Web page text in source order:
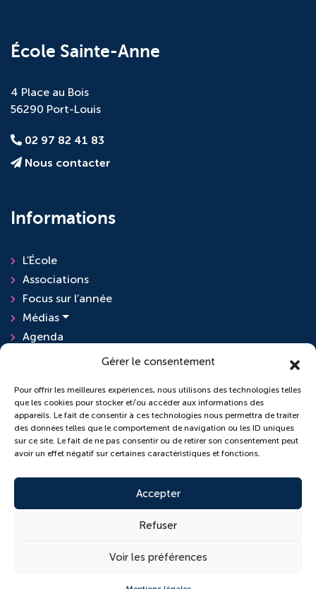
Gérer le consentement
Pour offrir les meilleures expériences, nous utilisons des technologies telles
que les cookies pour stocker et/ou accéder aux informations des
appareils. Le fait de consentir à ces technologies nous permettra de traiter
des données telles que le comportement de navigation ou les ID uniques
sur ce site. Le fait de ne pas consentir ou de retirer son consentement peut
avoir un effet négatif sur certaines caractéristiques et fonctions.
Accepter
Refuser
Voir les préférences
École Sainte-Anne
4 Place au Bois
56290 Port-Louis
02 97 82 41 83
Nous contacter
Informations
L’École
Associations
Focus sur l’année
Médias
Agenda
L'ensemble scolaire
École Sainte-Anne
Plan du site Mentions légales
Politique de confidentialité